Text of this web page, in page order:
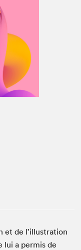
et de l’illustration
lui a permis de